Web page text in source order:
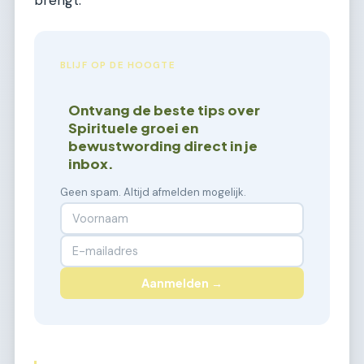
BLIJF OP DE HOOGTE
Ontvang de beste tips over
Spirituele groei en
bewustwording direct in je
inbox.
Geen spam. Altijd afmelden mogelijk.
Aanmelden →